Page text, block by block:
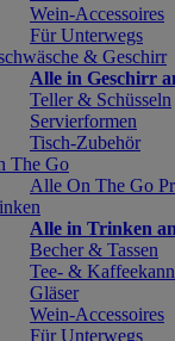
Wein-Accessoires
Für Unterwegs
& Geschirr
Alle in Geschirr
Teller & Schüsseln
Servierformen
Tisch-Zubehör
The Go
Alle On The Go
Alle in Trinken
Becher & Tassen
Tee- &
Gläser
Wein-Accessoires
Für Unterwegs